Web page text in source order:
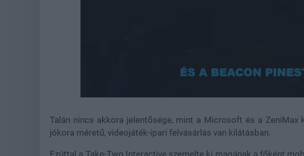
100.00%
Talán nincs akkora jelentősége, mint a Microsoft és a ZeniMax
jókora méretű, videojáték-ipari felvásárlás van kilátásban.
Ezúttal a Take-Two Interactive szemelte ki magának a főként